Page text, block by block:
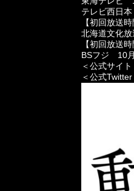
テレビ西日
【初回放送
北海道文化
【初回放送
BSフジ 10
＜公式サイ
＜公式